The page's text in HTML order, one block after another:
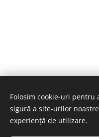
Folosim cookie-uri pentru
sigură a site-urilor
experiență de utilizare.